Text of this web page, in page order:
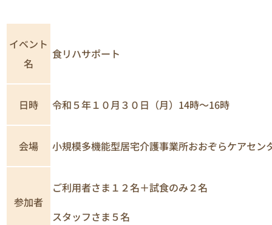
イベント
名
食リハサポート
日時 令和５年１０月３０日（月）14時～16時
会場 小規模多機能型居宅介護事業所おおぞらケアセン
参加者
ご利用者さま１２名＋試食のみ２名
スタッフさま５名